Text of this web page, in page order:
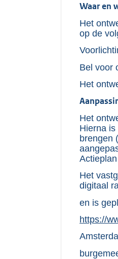
Waar en
Het
op de
Bel voor
Het
Het
Hierna
brengen
Het
digitaal
en is
E
t
e
https://